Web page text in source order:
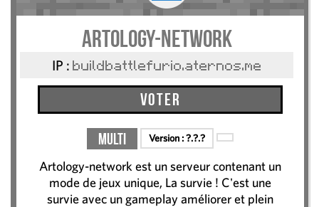
Artology-network
IP : buildbattlefurio.aternos.me
Voter
Multi Version :?.?.?
Artology-network est un serveur contenant un
mode de jeux unique, La survie ! C'est une
survie avec un gameplay améliorer et plein